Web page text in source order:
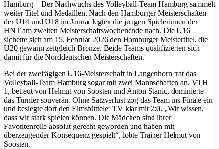
Hamburg – Der Nachwuchs des Volleyball-Team Hamburg sammelt
weiter Titel und Medaillen. Nach den Hamburger Meisterschaften
der U14 und U18 im Januar legten die jungen Spielerinnen der
HNT am zweiten Meisterschaftswochenende nach. Die U16
sicherte sich am 15. Februar 2026 den Hamburger Meistertitel, die
U20 gewann zeitgleich Bronze. Beide Teams qualifizierten sich
damit für die Norddeutschen Meisterschaften.
Bei der zweitägigen U16-Meisterschaft in Langenhorn trat das
Volleyball-Team Hamburg sogar mit zwei Mannschaften an. VTH
1, betreut von Helmut von Soosten und Anton Stanic, dominierte
das Turnier souverän. Ohne Satzverlust zog das Team ins Finale ein
und besiegte dort den Eimsbütteler TV klar mit 2:0. „Wir wissen,
dass wir stark spielen können. Die Mädchen sind ihrer
Favoritenrolle absolut gerecht geworden und haben mit
überzeugender Konsequenz gespielt“, lobte Trainer Helmut von
Soosten.